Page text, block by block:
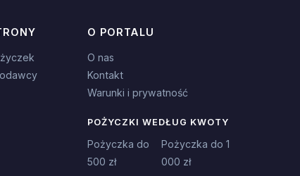
O PORTALU
O nas
Kontakt
Warunki i prywatność
POŻYCZKI WEDŁUG KWOTY
Pożyczka do
500 zł
Pożyczka do 1
000 zł